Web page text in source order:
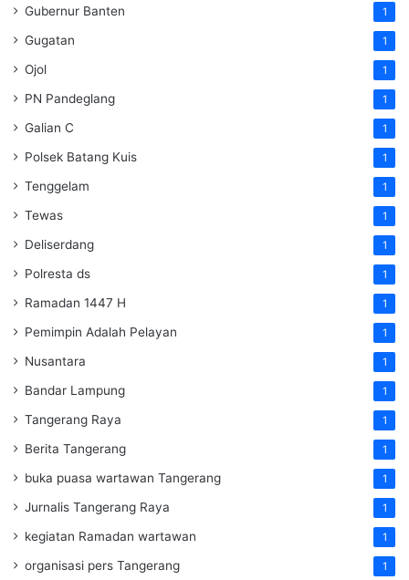
Gubernur Banten 1
Gugatan 1
Ojol 1
PN Pandeglang 1
Galian C 1
Polsek Batang Kuis 1
Tenggelam 1
Tewas 1
Deliserdang 1
Polresta ds 1
Ramadan 1447 H 1
Pemimpin Adalah Pelayan 1
Nusantara 1
Bandar Lampung 1
Tangerang Raya 1
Berita Tangerang 1
buka puasa wartawan Tangerang 1
Jurnalis Tangerang Raya 1
kegiatan Ramadan wartawan 1
organisasi pers Tangerang 1